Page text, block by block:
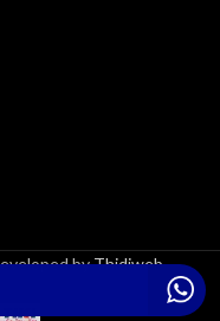
byThidiweb